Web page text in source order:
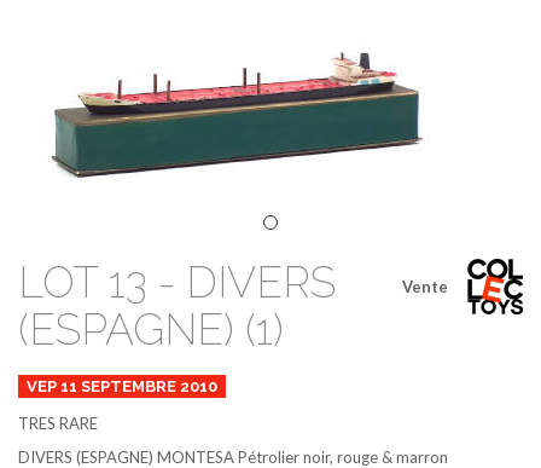
Vente
LOT 13 - DIVERS
(ESPAGNE) (1)
VEP 11 SEPTEMBRE 2010
TRES RARE
DIVERS (ESPAGNE) MONTESA Pétroliernoir, rouge & marron